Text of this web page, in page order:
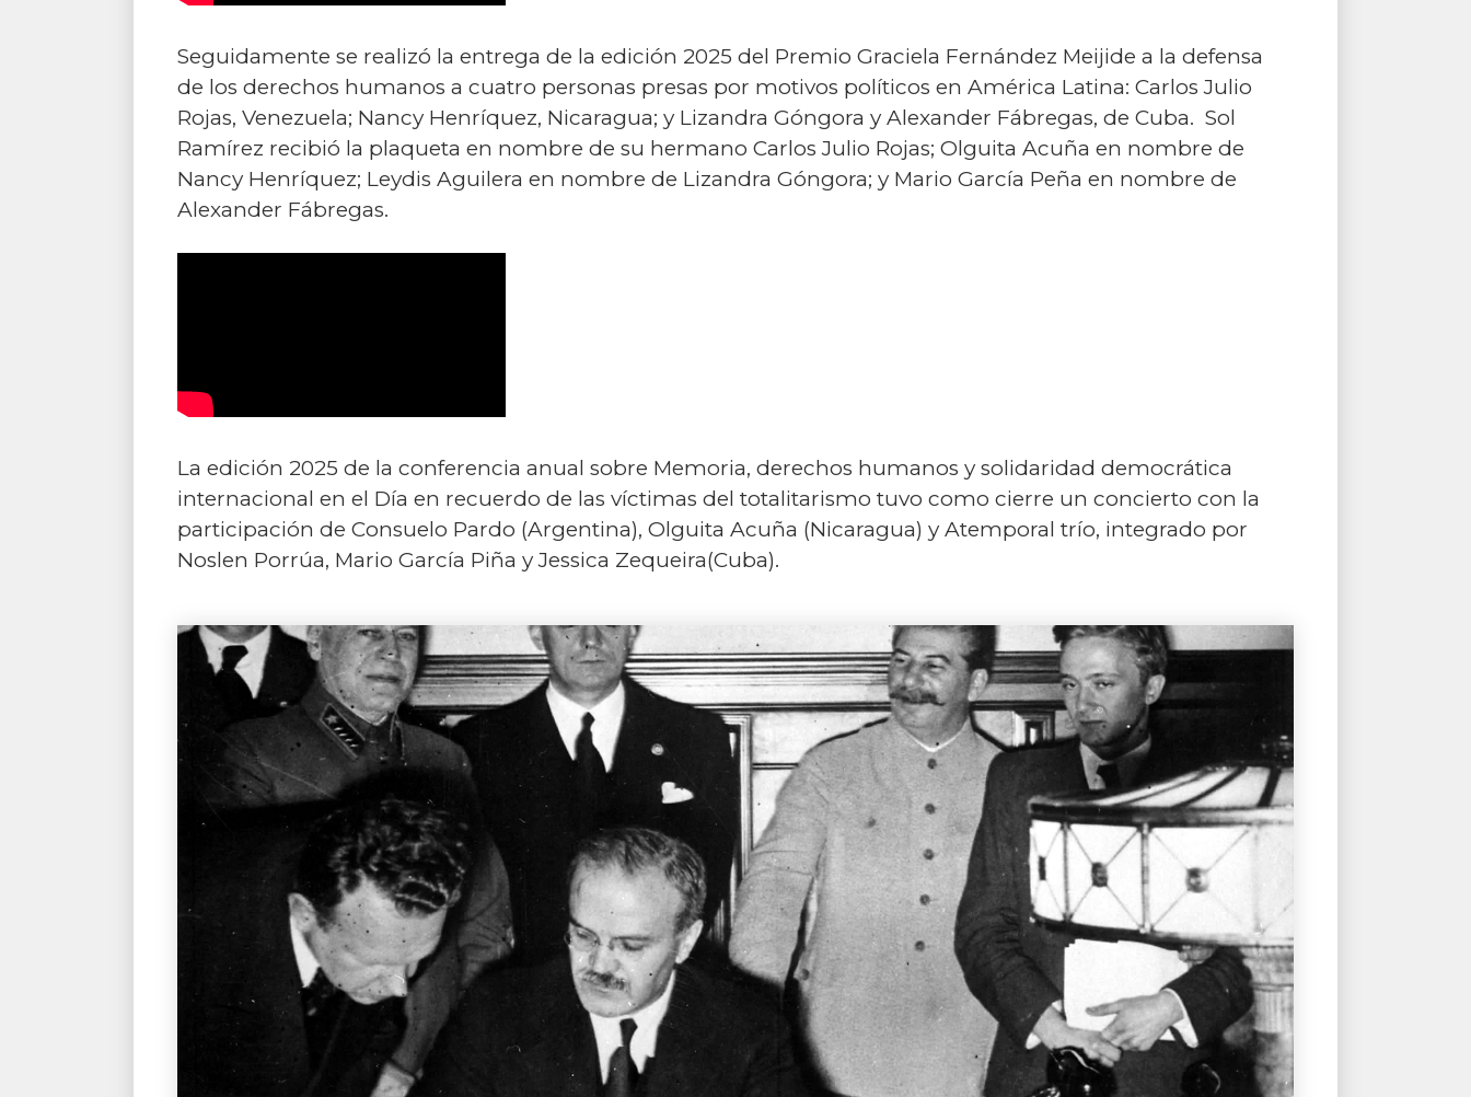
Seguidamente se realizó la entrega de la edición 2025 del Premio Graciela Fernández Meijide a la defensa
de los derechos humanos a cuatro personas presas por motivos políticos en América Latina: Carlos Julio
Rojas, Venezuela; Nancy Henríquez, Nicaragua; y Lizandra Góngora y Alexander Fábregas, de Cuba. Sol
Ramírez recibió la plaqueta en nombre de su hermano Carlos Julio Rojas; Olguita Acuña en nombre de
Nancy Henríquez; Leydis Aguilera en nombre de Lizandra Góngora; y Mario García Peña en nombre de
Alexander Fábregas.
La edición 2025 de la conferencia anual sobre Memoria, derechos humanos y solidaridad democrática
internacional en el Día en recuerdo de las víctimas del totalitarismo tuvo como cierre un concierto con la
participación de Consuelo Pardo (Argentina), Olguita Acuña (Nicaragua) y Atemporal trío, integrado por
Noslen Porrúa, Mario García Piña y Jessica Zequeira(Cuba).